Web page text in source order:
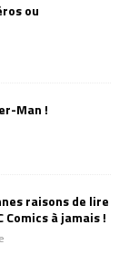
ou
Man !
raisons de lire
à jamais !